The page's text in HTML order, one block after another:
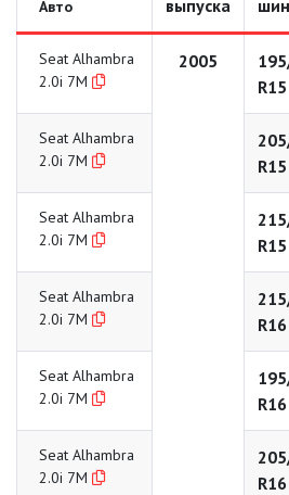
Авто
выпуска
Seat Alhambra
2.0i 7M
2005
R15
Seat Alhambra
2.0i 7M
R15
Seat Alhambra
2.0i 7M
R15
Seat Alhambra
2.0i 7M
R16
Seat Alhambra
2.0i 7M
R16
Seat Alhambra
2.0i 7M
R16